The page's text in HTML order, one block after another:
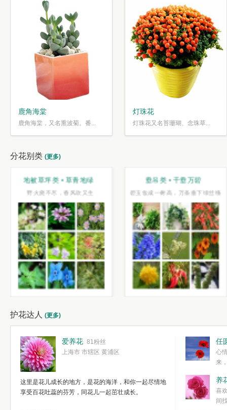
鹿角海棠
鹿角海棠，又名熏波菊。番...
灯珠花
灯珠花又名苔珊瑚、念珠草...
分花别类 (更多)
地被草坪类 • 草青地绿
野火烧不尽，春风吹又生
垂吊类 • 千垂万碧
碧玉妆成一树高，万条垂下绿丝绦
护花达人 (更多)
爱养花 81粉丝
上海市 市辖区 黄浦区
这里是花儿成长的地方，是花的海洋，和你一起尽情地
享受百花吐蕊的芬芳，同花儿一起茁壮成长。
任
心
来
简单愉快的心
我们自己复杂
养
喜
间